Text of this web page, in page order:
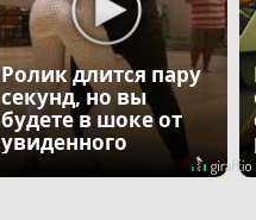
Ролик длится пару
секунд, но вы
будете в шоке от
увиденного